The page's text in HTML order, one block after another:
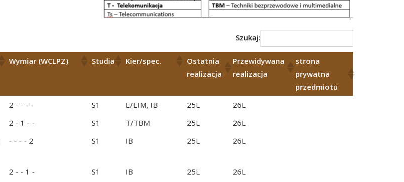
Szukaj:
Wymiar (WCLPZ) Studia Kier/spec.
Ostatnia
realizacja
Przewidywana
realizacja
strona
prywatna
przedmiotu
2 - - - - S1 E/EIM, IB 25L
26L
2 - 1 - - S1 T/TBM 25L
26L
- - - - 2 S1 IB 25L 26L
2 - - 1 - S1 IB 25L
26L